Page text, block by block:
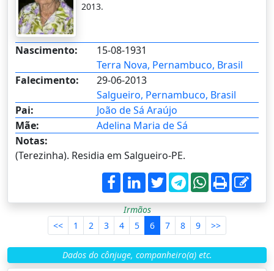
2013.
Nascimento:
15-08-1931
Terra Nova, Pernambuco, Brasil
Falecimento:
29-06-2013
Salgueiro, Pernambuco, Brasil
Pai:
João de Sá Araújo
Mãe:
Adelina Maria de Sá
Notas:
(Terezinha). Residia em Salgueiro-PE.
Irmãos
<<
1 2 3 4 5 6 7 8 9 >>
Dados do cônjuge, companheiro(a) etc.